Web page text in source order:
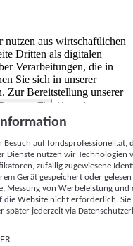
aus wirtschaftlichen
Dritten als digitalen
Verarbeitungen, die in
Sie sich in unserer
Zur Bereitstellung unserer
Partnern (5)
. Zwecke:
von Werbeleistung
Kennungen (z. B. login-
mit anderen
usw.) auf
ausgelesen werden, um es
App oder einer Webseite
der hier aufgeführten
Besuch auf
Dienste nutzen wir Technologien
zufällig zugewiesene
Gerät gespeichert oder
Messung von Werbeleistung
Website nicht erforderlich.
später jederzeit via